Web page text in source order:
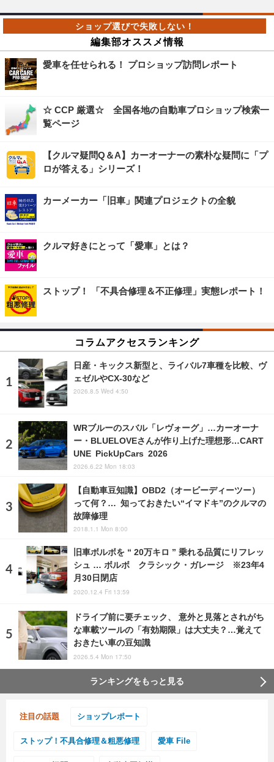
編集部オススメ情報
愛車を任せられる！ プロショップ訪問レポート
☆ CCP 厳選☆ 全国各地の自動車プロショップ検索一
覧ページ
【クルマ疑問Q＆A】カーオーナーの素朴な疑問に「プ
ロが答える」シリーズ！
カーメーカー「旧車」関連プロジェクトの全貌
クルマ好きにとって「愛車」とは？
ストップ！ 「不具合修理＆不正修理」実態レポート！
コラムアクセスランキング
日産・キックス新型と、ライバル7車種を比較、ヴ
ェゼルやCX-30など
2026.8.5 Wed 4:50
WRブルーのスバル「レヴォーグ」…カーオーナ
ー・BLUELOVEさんが作り上げた理想形…CART
UNE PickUpCars 2026
2026.6.22 Mon 18:03
【自動車豆知識】OBD2（オービーディーツー）
って何？… 知っておきたい“イマドキ”のクルマの
故障修理
2018.1.1 Mon 8:00
旧車ボルボを “ 20万キロ ” 乗れる品質にリフレッ
シュ … ボルボ クラシック・ガレージ ※23年4
月30日閉店
2020.12.4 Fri 13:59
ドライブ前に要チェック、 意外と見落とされがち
な車載ツールの「有効期限」は大丈夫？…覚えて
おきたい車の豆知識
2026.5.4 Mon 17:50
ランキングをもっと見る
注目の話題 ショップレポート
ストップ！不具合修理＆粗悪修理 愛車 File